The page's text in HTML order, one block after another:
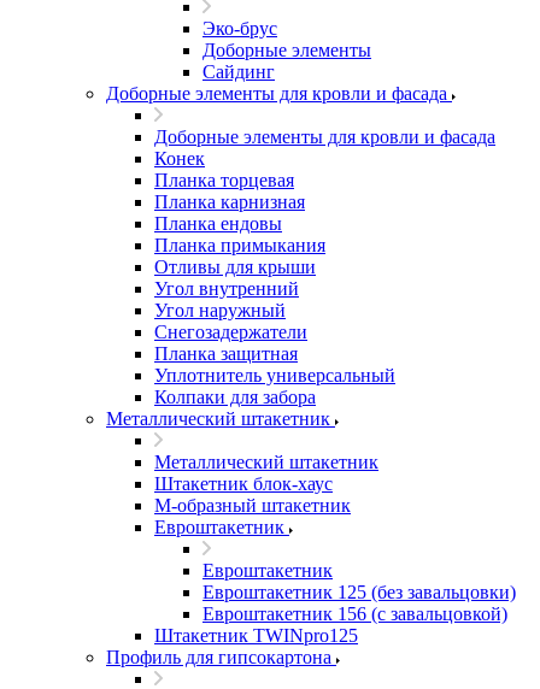
Эко-брус
Доборные элементы
Сайдинг
Доборные элементы для кровли и фасада
Доборные элементы для кровли и фасада
Конек
Планка торцевая
Планка карнизная
Планка ендовы
Планка примыкания
Отливы для крыши
Угол внутренний
Угол наружный
Снегозадержатели
Планка защитная
Уплотнитель универсальный
Колпаки для забора
Металлический штакетник
Металлический штакетник
Штакетник блок-хаус
М-образный штакетник
Евроштакетник
Евроштакетник
Евроштакетник 125 (без завальцовки)
Евроштакетник 156 (с завальцовкой)
Штакетник TWINpro125
Профиль для гипсокартона